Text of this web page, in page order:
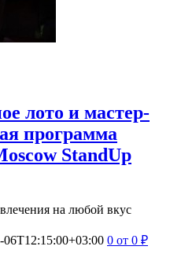
лото и мастер-
программа
StandUp
на любой вкус
06T12:15:00+03:00 0 от 0 ₽